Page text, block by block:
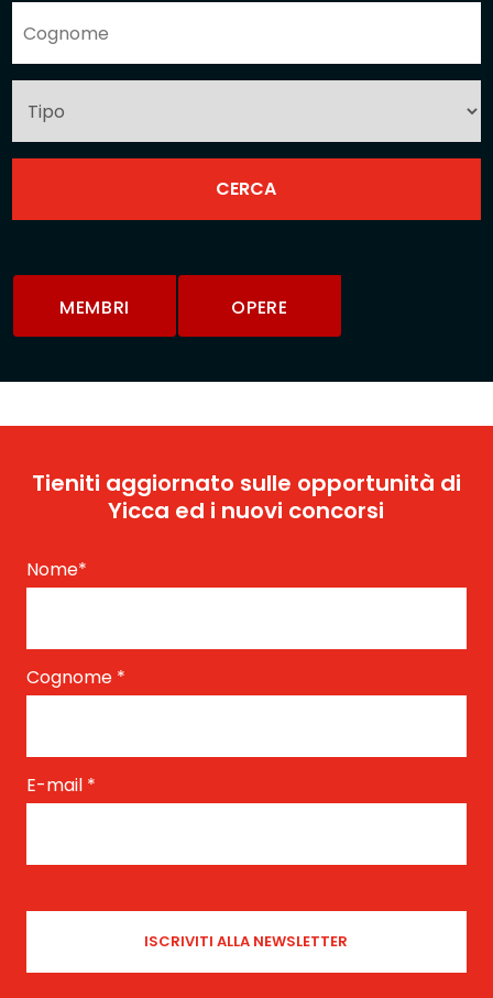
MEMBRI OPERE
Tieniti aggiornato sulle opportunità di
Yicca ed i nuovi concorsi
Nome*
Cognome *
E-mail *